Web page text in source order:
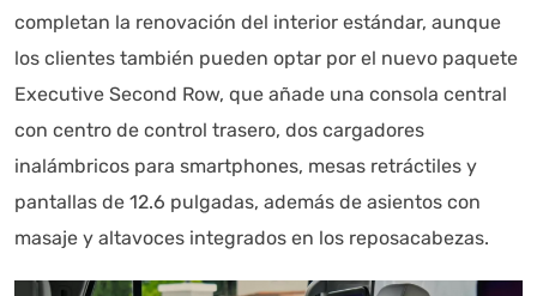
completan la renovación del interior estándar, aunque
los clientes también pueden optar por el nuevo paquete
Executive Second Row, que añade una consola central
con centro de control trasero, dos cargadores
inalámbricos para smartphones, mesas retráctiles y
pantallas de 12.6 pulgadas, además de asientos con
masaje y altavoces integrados en los reposacabezas.